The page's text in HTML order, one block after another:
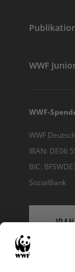
WWF
WWF-
WWF
IBAN: DE06
BIC:
SozialBank